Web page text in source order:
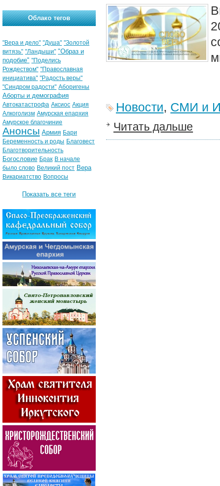
Новости, СМИ и
Читать дальше
Облако тегов
"Вера и дело" "Душа" "Золотой
витязь" "Ландыши" "Образ и
подобие" "Поделись
Рождеством" "Православная
инициатива" "Радость веры"
"Синдром радости" Аборигены
Аборты и демография
Автокатастрофа Аксиос Акция
Алкоголизм Амурская епархия
Амурское благочиние
Анонсы Армия Бари
Беременность и роды Благовест
Благотворительность
Богословие Брак В начале
было слово Великий пост Вера
Викариатство Вопросы
Показать все теги